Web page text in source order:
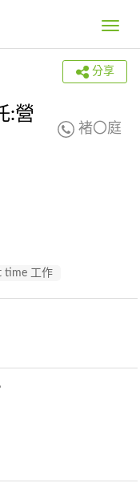
Toggle
分享
:營
褚〇庭
time 工作